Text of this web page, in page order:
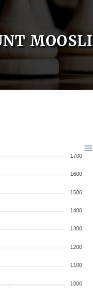
MOOSLI
1700
1600
1500
1400
1300
1200
1100
1000